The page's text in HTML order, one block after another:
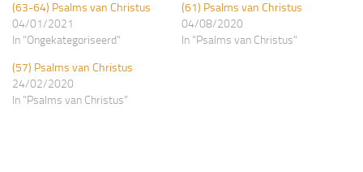
(63-64) Psalms van Christus
04/01/2021
In "Ongekategoriseerd"
(61) Psalms van Christus
04/08/2020
In "Psalms van Christus"
(57) Psalms van Christus
24/02/2020
In "Psalms van Christus"